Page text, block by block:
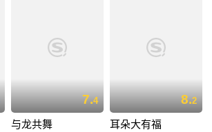
7.4
与龙共舞
8.2
耳朵大有福